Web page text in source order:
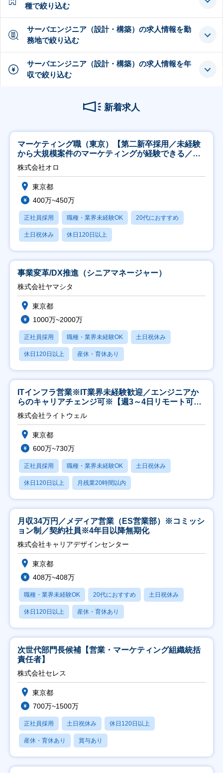
種で絞り込む
サーバエンジニア（設計・構築）の求人情報を勤
務地で絞り込む
サーバエンジニア（設計・構築）の求人情報を年
収で絞り込む
新着求人
マーケティング職（東京）【第二新卒採用／未経験
から大規模案件のマーケティングが経験できる／研
修充実】
株式会社オロ
東京都
400万~450万
正社員採用 職種・業界未経験OK 20代におすすめ
土日祝休み 休日120日以上
事業変革/DX推進（シニアマネージャー）
株式会社ヤマシタ
東京都
1000万~2000万
正社員採用 職種・業界未経験OK 土日祝休み
休日120日以上 産休・育休あり
ITインフラ営業※IT業界未経験歓迎／エンジニアか
らのキャリアチェンジ可※【週3～4日リモート可
能】
株式会社ライトウェル
東京都
600万~730万
正社員採用 職種・業界未経験OK 土日祝休み
休日120日以上 月残業20時間以内
月収34万円／メディア営業（ES営業部）※コミッシ
ョン制／契約社員※4年目以降無期化
株式会社キャリアデザインセンター
東京都
408万~408万
職種・業界未経験OK 20代におすすめ 土日祝休み
休日120日以上 産休・育休あり
次世代部門長候補【営業・マーケティング組織統括
責任者】
株式会社セレス
東京都
700万~1500万
正社員採用 土日祝休み 休日120日以上
産休・育休あり 賞与あり